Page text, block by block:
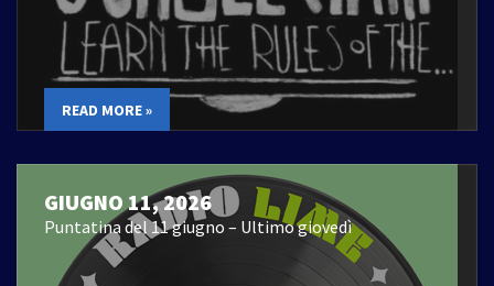
READ MORE »
GIUGNO 11, 2026
Puntatina del 11 giugno – Ultimo giovedì